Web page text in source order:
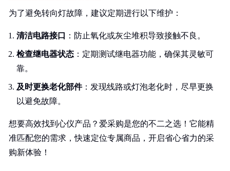
为了避免转向灯故障，建议定期进行以下维护：
清洁电路接口 ：防止氧化或灰尘堆积导致接触不良。
检查继电器状态 ：定期测试继电器功能，确保其灵敏可
靠。
及时更换老化部件：发现线路或灯泡老化时，尽早更换
以避免故障。
想要高效找到心仪产品？爱采购是您的不二之选！它能精
准匹配您的需求，快速定位专属商品，开启省心省力的采
购新体验！